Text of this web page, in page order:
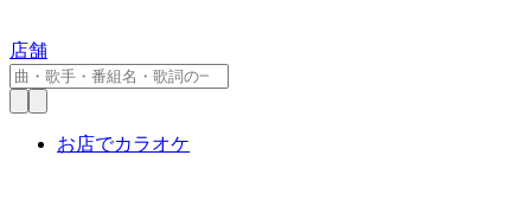
店舗
お店でカラオケ